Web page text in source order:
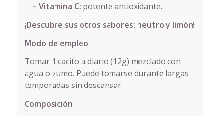
– Vitamina C: potente antioxidante.
¡Descubre sus otros sabores: neutro y limón!
Modo de empleo
Tomar 1 cacito a diario (12g) mezclado con
agua o zumo. Puede tomarse durante largas
temporadas sin descansar.
Composición